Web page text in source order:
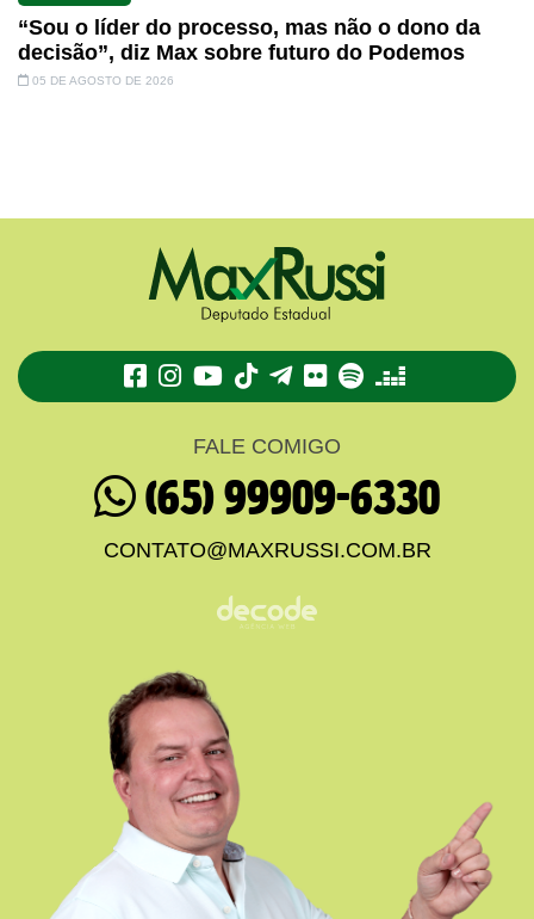
“Sou o líder do processo, mas não o dono da
decisão”, diz Max sobre futuro do Podemos
05 DE AGOSTO DE 2026
TikTokTelegram
FlickrSpotifyDeezer
FALE COMIGO
(65) 99909-6330
CONTATO@MAXRUSSI.COM.BR